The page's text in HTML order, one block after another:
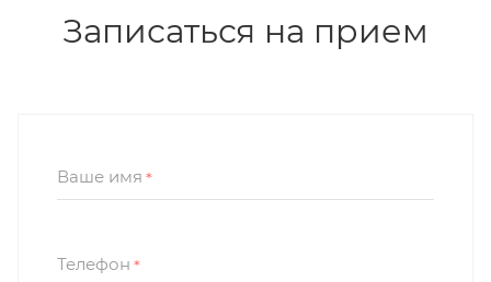
Записаться на прием
Ваше имя *
Телефон *